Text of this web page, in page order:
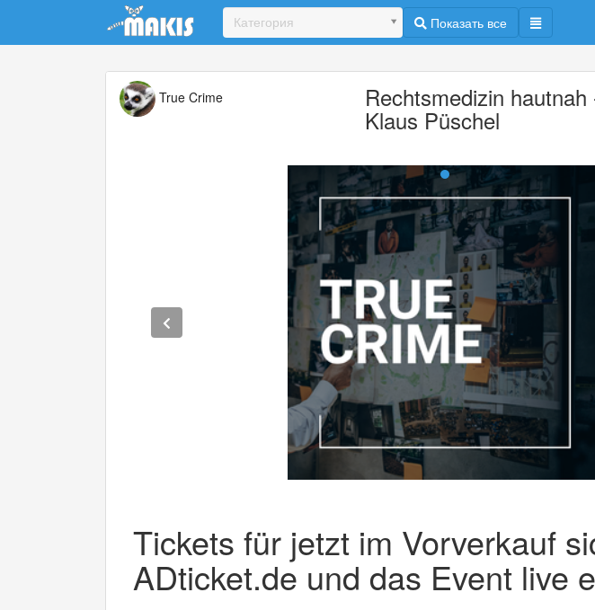
Update cookies preferences
Категория Показать все
True Crime Rechtsmedizin
Klaus Püschel
Tickets für jetzt im Vorverkauf
ADticket.de und das Event live